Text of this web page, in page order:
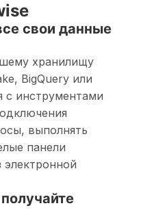
свои данные
хранилищу
BigQuery или
с инструментами
выполнять
панели